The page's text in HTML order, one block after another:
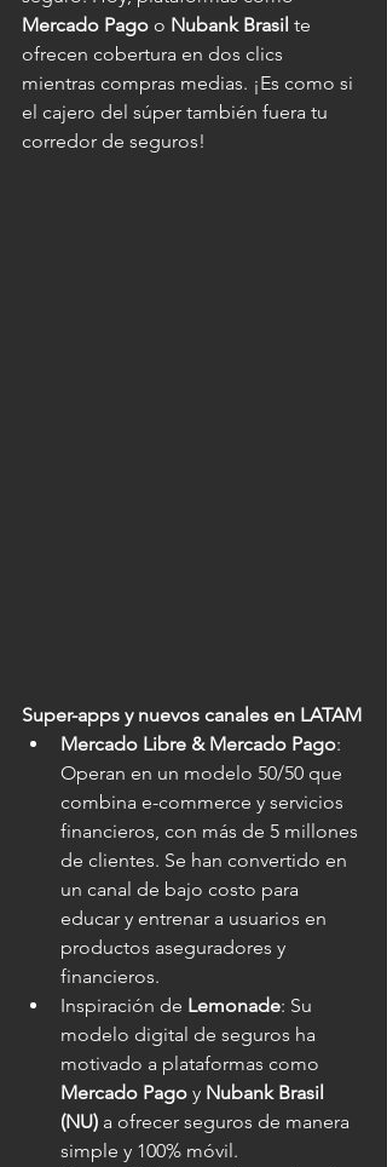
Mercado Pago o Nubank Brasil te
ofrecen cobertura en dos clics
mientras compras medias. ¡Es como si
el cajero del súper también fuera tu
corredor de seguros!
Super-apps y nuevos canales en LATAM
Mercado Libre & Mercado Pago:
Operan en un modelo 50/50 que
combina e-commerce y servicios
financieros, con más de 5 millones
de clientes. Se han convertido en
un canal de bajo costo para
educar y entrenar a usuarios en
productos aseguradores y
financieros.
Inspiración de Lemonade: Su
modelo digital de seguros ha
motivado a plataformas como
Mercado Pago y Nubank Brasil
(NU) a ofrecer seguros de manera
simple y 100% móvil.